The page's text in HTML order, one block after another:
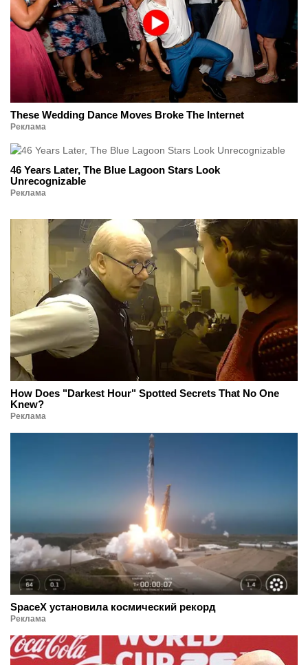
These Wedding Dance Moves Broke The Internet
Реклама
46 Years Later, The Blue Lagoon Stars Look
Unrecognizable
Реклама
How Does "Darkest Hour" Spotted Secrets That No One
Knew?
Реклама
SpaceX установила космический рекорд
Реклама